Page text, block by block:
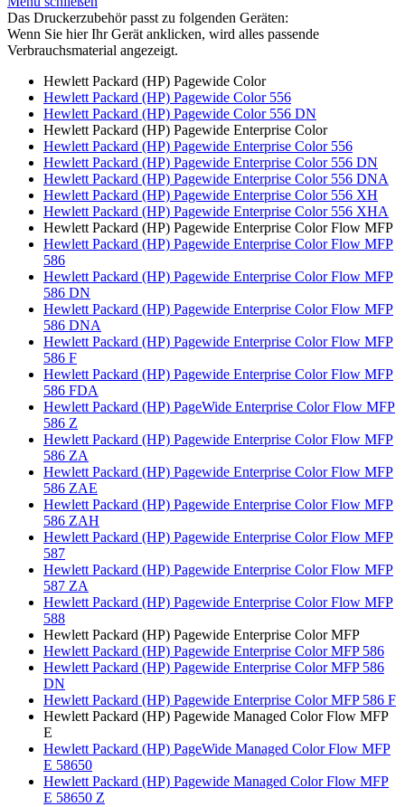
Das Druckerzubehör passt zu folgenden Geräten:
Wenn Sie hier Ihr Gerät anklicken, wird alles passende
Verbrauchsmaterial angezeigt.
Hewlett Packard (HP) Pagewide Color
Hewlett Packard (HP) Pagewide Color 556
Hewlett Packard (HP) Pagewide Color 556 DN
Hewlett Packard (HP) Pagewide Enterprise Color
Hewlett Packard (HP) Pagewide Enterprise Color 556
Hewlett Packard (HP) Pagewide Enterprise Color 556 DN
Hewlett Packard (HP) Pagewide Enterprise Color 556 DNA
Hewlett Packard (HP) Pagewide Enterprise Color 556 XH
Hewlett Packard (HP) Pagewide Enterprise Color 556 XHA
Hewlett Packard (HP) Pagewide Enterprise Color Flow MFP
Hewlett Packard (HP) Pagewide Enterprise Color Flow MFP
586
Hewlett Packard (HP) Pagewide Enterprise Color Flow MFP
586 DN
Hewlett Packard (HP) Pagewide Enterprise Color Flow MFP
586 DNA
Hewlett Packard (HP) Pagewide Enterprise Color Flow MFP
586 F
Hewlett Packard (HP) Pagewide Enterprise Color Flow MFP
586 FDA
Hewlett Packard (HP) PageWide Enterprise Color Flow MFP
586 Z
Hewlett Packard (HP) Pagewide Enterprise Color Flow MFP
586 ZA
Hewlett Packard (HP) Pagewide Enterprise Color Flow MFP
586 ZAE
Hewlett Packard (HP) Pagewide Enterprise Color Flow MFP
586 ZAH
Hewlett Packard (HP) Pagewide Enterprise Color Flow MFP
587
Hewlett Packard (HP) Pagewide Enterprise Color Flow MFP
587 ZA
Hewlett Packard (HP) Pagewide Enterprise Color Flow MFP
588
Hewlett Packard (HP) Pagewide Enterprise Color MFP
Hewlett Packard (HP) Pagewide Enterprise Color MFP 586
Hewlett Packard (HP) Pagewide Enterprise Color MFP 586
DN
Hewlett Packard (HP) Pagewide Enterprise Color MFP 586 F
Hewlett Packard (HP) Pagewide Managed Color Flow MFP
E
Hewlett Packard (HP) PageWide Managed Color Flow MFP
E 58650
Hewlett Packard (HP) Pagewide Managed Color Flow MFP
E 58650 Z